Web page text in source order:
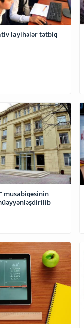
layihələr tətbiq